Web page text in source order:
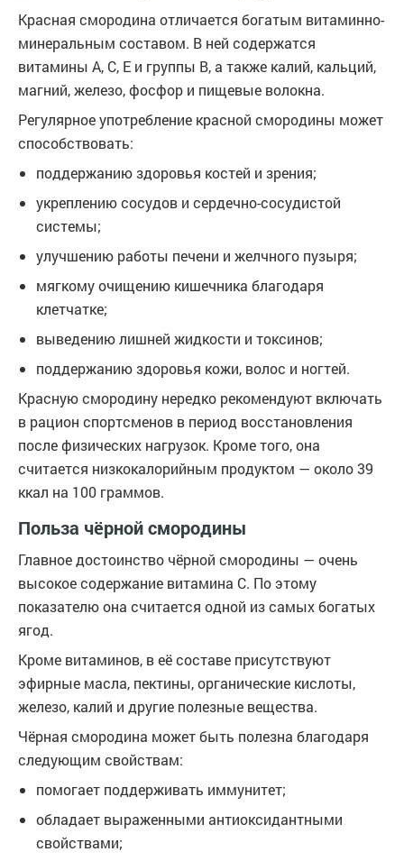
Красная смородина отличается богатым витаминно-
минеральным составом. В ней содержатся
витамины A, C, E и группы B, а также калий, кальций,
магний, железо, фосфор и пищевые волокна.
Регулярное употребление красной смородины может
способствовать:
поддержанию здоровья костей и зрения;
укреплению сосудов и сердечно-сосудистой
системы;
улучшению работы печени и желчного пузыря;
мягкому очищению кишечника благодаря
клетчатке;
выведению лишней жидкости и токсинов;
поддержанию здоровья кожи, волос и ногтей.
Красную смородину нередко рекомендуют включать
в рацион спортсменов в период восстановления
после физических нагрузок. Кроме того, она
считается низкокалорийным продуктом — около 39
ккал на 100 граммов.
Польза чёрной смородины
Главное достоинство чёрной смородины — очень
высокое содержание витамина C. По этому
показателю она считается одной из самых богатых
ягод.
Кроме витаминов, в её составе присутствуют
эфирные масла, пектины, органические кислоты,
железо, калий и другие полезные вещества.
Чёрная смородина может быть полезна благодаря
следующим свойствам:
помогает поддерживать иммунитет;
обладает выраженными антиоксидантными
свойствами;